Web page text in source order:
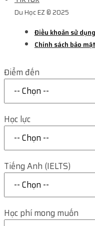
Du Học EZ © 2025
Điều khoản sử dụng
Chính sách bảo
Điểm đến
Học lực
Tiếng Anh (IELTS)
Học phí mong muốn